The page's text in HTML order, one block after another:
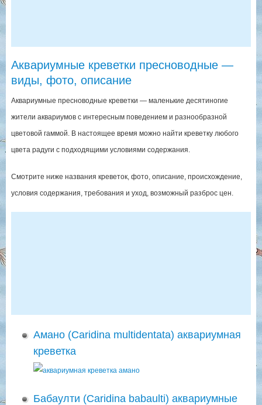
Аквариумные креветки пресноводные —
виды, фото, описание
Аквариумные пресноводные креветки — маленькие десятиногие
жители аквариумов с интересным поведением и разнообразной
цветовой гаммой. В настоящее время можно найти креветку любого
цвета радуги с подходящими условиями содержания.
Смотрите ниже названия креветок, фото, описание, происхождение,
условия содержания, требования и уход, возможный разброс цен.
Амано (Caridina multidentata) аквариумная
креветка
Бабаулти (Caridina babaulti) аквариумные